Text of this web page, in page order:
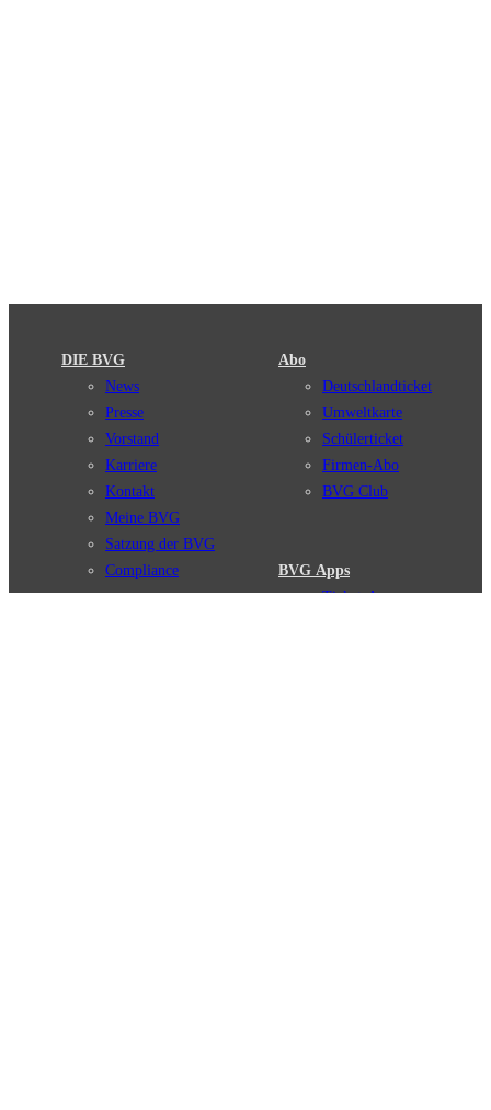
DIE BVG
News
Presse
Vorstand
Karriere
Kontakt
Meine BVG
Satzung der BVG
Compliance
Abo
Deutschlandticket
Umweltkarte
Schülerticket
Firmen-Abo
BVG Club
BVG Apps
Ticket-App